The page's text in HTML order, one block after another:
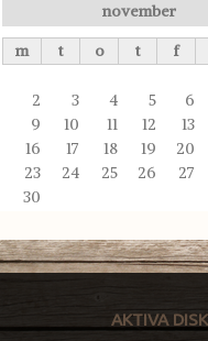
november
m
t o t f
2 3 4 5
6
9
10 11 12
13
16
17 18 19
20
23
24 25 26
27
30
AKTIVA